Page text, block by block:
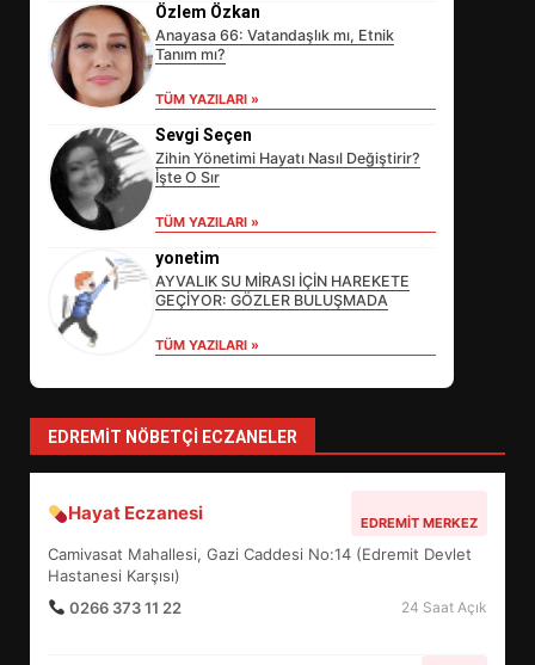
Özlem Özkan
Anayasa 66: Vatandaşlık mı, Etnik
Tanım mı?
TÜM YAZILARI »
Sevgi Seçen
Zihin Yönetimi Hayatı Nasıl Değiştirir?
İşte O Sır
TÜM YAZILARI »
yonetim
AYVALIK SU MİRASI İÇİN HAREKETE
GEÇİYOR: GÖZLER BULUŞMADA
TÜM YAZILARI »
EDREMIT NÖBETÇI ECZANELER
Hayat Eczanesi EDREMIT MERKEZ
Camivasat Mahallesi, Gazi Caddesi No:14 (Edremit Devlet
Hastanesi Karşısı)
0266 373 11 22
24 Saat Açık
SÜRDÜRÜLEBİLİRLİKTE NE
DEĞİŞECEK?
4
5
BALIKESİR MÜZELERİNDE SÜRE
UZATILDI: NE DEĞİŞTİ?